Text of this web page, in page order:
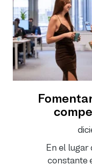
En el lugar
constante